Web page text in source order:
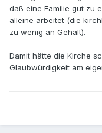
daß eine Familie gut zu
alleine arbeitet (die
zu wenig an Gehalt).
Damit hätte die Kirche
Glaubwürdigkeit am